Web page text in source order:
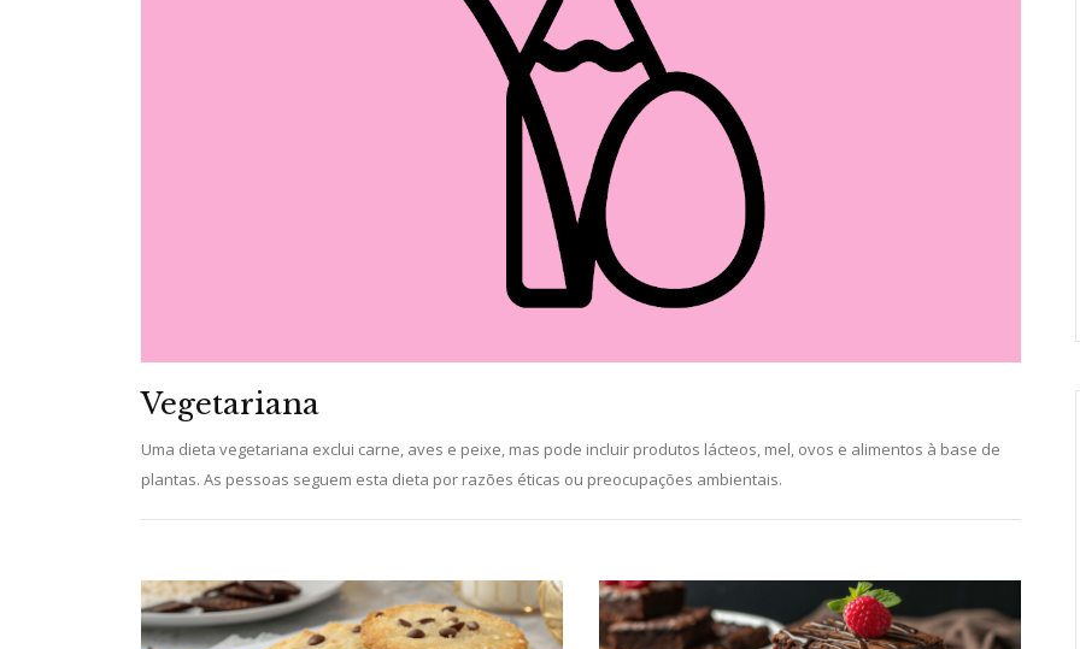
Vegetariana
Uma dieta vegetariana exclui carne, aves e peixe, mas pode incluir produtos lácteos, mel, ovos e alimentos à base de
plantas. As pessoas seguem esta dieta por razões éticas ou preocupações ambientais.